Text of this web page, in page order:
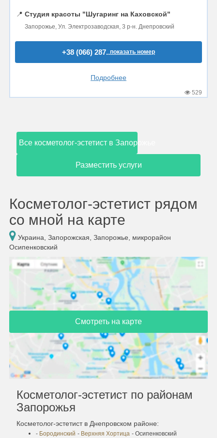
📍 Студия красоты "Шугаринг на Каховской"
Запорожье, Ул. Электрозаводская, 3 р-н. Днепровский
+38 (066) 287..показать номер
Подробнее
529
Все косметолог-эстетист в Запорожье
Разместить услуги
Косметолог-эстетист рядом
со мной на карте
Украина, Запорожская, Запорожье, микрорайон
Осипенковский
Смотреть на карте
Косметолог-эстетист по районам
Запорожья
Косметолог-эстетист в Днепровском районе:
- Бородинский - Верхняя Хортица - Осипенковский